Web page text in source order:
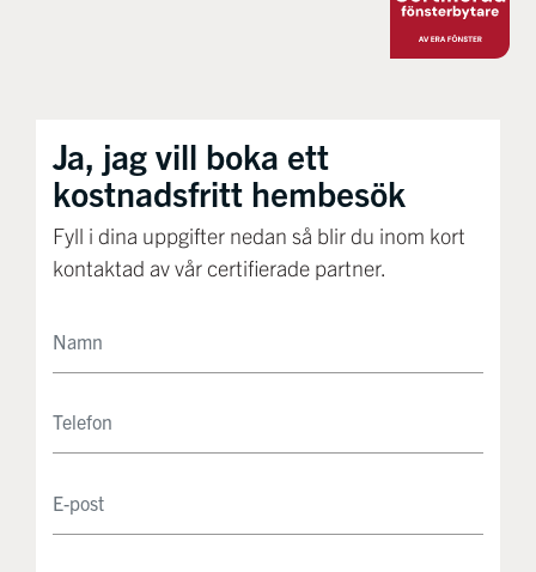
Ja, jag vill boka ett
kostnadsfritt hembesök
Fyll i dina uppgifter nedan så blir du inom kort
kontaktad av vår certifierade partner.